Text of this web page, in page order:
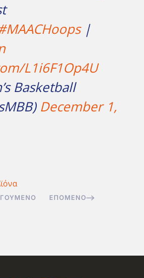
|
L1i6F1Op4U
Basketball
December 1,
ΕΠΌΜΕΝΟ